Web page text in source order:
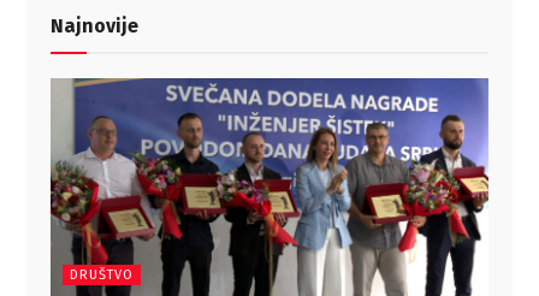
Najnovije
DRUŠTVO